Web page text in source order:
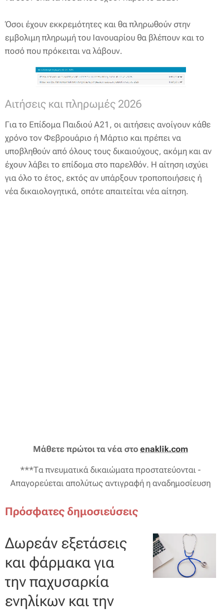
Όσοι έχουν εκκρεμότητες και θα πληρωθούν στην
εμβολιμη πληρωμή του Ιανουαρίου θα βλέπουν και το
ποσό που πρόκειται να λάβουν.
Αιτήσεις και πληρωμές 2026
Για το Επίδομα Παιδιού Α21, οι αιτήσεις ανοίγουν κάθε
χρόνο τον Φεβρουάριο ή Μάρτιο και πρέπει να
υποβληθούν από όλους τους δικαιούχους, ακόμη και αν
έχουν λάβει το επίδομα στο παρελθόν. Η αίτηση ισχύει
για όλο το έτος, εκτός αν υπάρξουν τροποποιήσεις ή
νέα δικαιολογητικά, οπότε απαιτείται νέα αίτηση.
Μάθετε πρώτοι τα νέα στο enaklik.com
***Τα πνευματικά δικαιώματα προστατεύονται -
Απαγορεύεται απολύτως αντιγραφή η αναδημοσίευση
Πρόσφατες δημοσιεύσεις
Δωρεάν εξετάσεις
και φάρμακα για
την παχυσαρκία
ενηλίκων και την